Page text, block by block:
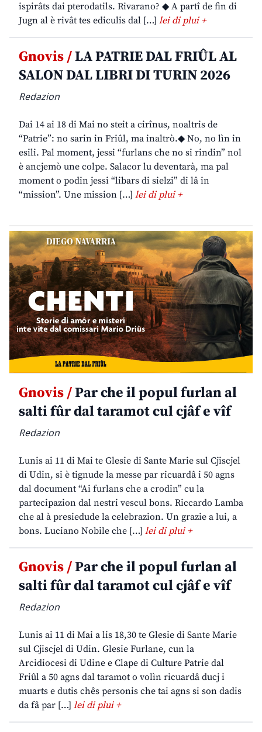
ispirâts dai pterodatils. Rivarano? ◆ A partî de fin di
Jugn al è rivât tes ediculis dal […] lei di plui +
Gnovis /LA PATRIE DAL FRIÛL AL
SALON DAL LIBRI DI TURIN 2026
Redazion
Dai 14 ai 18 di Mai no steit a cirînus, noaltris de
“Patrie”: no sarin in Friûl, ma inaltrò.◆ No, no lìn in
esili. Pal moment, jessi “furlans che no si rindin” nol
è ancjemò une colpe. Salacor lu deventarà, ma pal
moment o podin jessi “libars di sielzi” di lâ in
“mission”. Une mission […] lei di plui +
Gnovis /Par che il popul furlan al
salti fûr dal taramot cul cjâf e vîf
Redazion
Lunis ai 11 di Mai te Glesie di Sante Marie sul Cjiscjel
di Udin, si è tignude la messe par ricuardâ i 50 agns
dal document “Ai furlans che a crodin” cu la
partecipazion dal nestri vescul bons. Riccardo Lamba
che al à presiedude la celebrazion. Un grazie a lui, a
bons. Luciano Nobile che […] lei di plui +
Gnovis /Par che il popul furlan al
salti fûr dal taramot cul cjâf e vîf
Redazion
Lunis ai 11 di Mai a lis 18,30 te Glesie di Sante Marie
sul Cjiscjel di Udin. Glesie Furlane, cun la
Arcidiocesi di Udine e Clape di Culture Patrie dal
Friûl a 50 agns dal taramot o volìn ricuardâ ducj i
muarts e dutis chês personis che tai agns si son dadis
da fâ par […] lei di plui +